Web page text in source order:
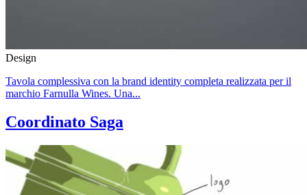
Design
Tavola complessiva con la brand identity completa realizzata per il
marchio Farnulla Wines. Una...
Coordinato Saga